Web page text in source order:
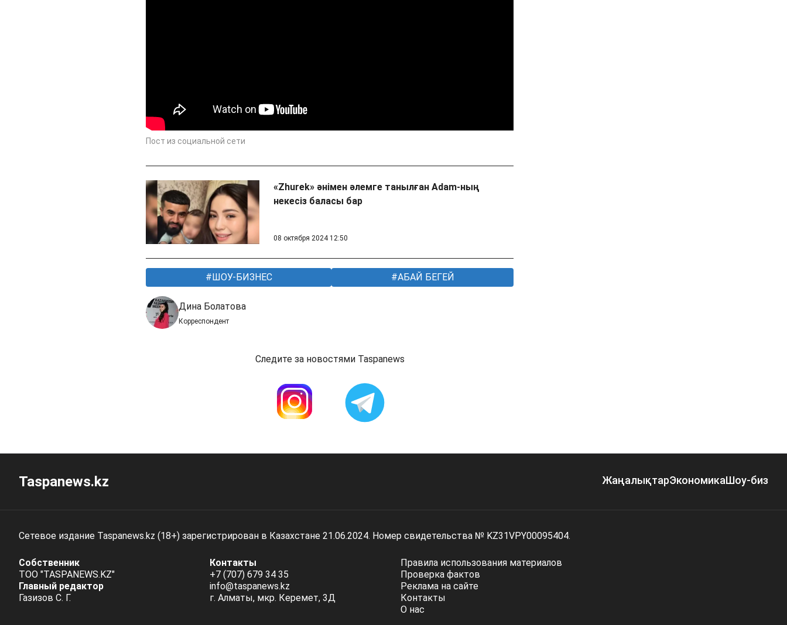
Пост из социальной сети
«Zhurek» әнімен әлемге танылған Adam-ның
некесіз баласы бар
08 октября 2024 12:50
ШОУ-БИЗНЕС АБАЙ БЕГЕЙ
Дина Болатова
Корреспондент
Следите за новостями Taspanews
Taspanews.kz ЖаңалықтарЭкономикаШоу-биз
Сетевое издание Taspanews.kz (18+) зарегистрирован в Казахстане 21.06.2024. Номер свидетельства № KZ31VPY00095404.
Собственник
ТОО "TASPANEWS.KZ"
Главный редактор
Газизов С. Г.
Контакты
+7 (707) 679 34 35
info@taspanews.kz
г. Алматы, мкр. Керемет, 3Д
Правила использования материалов
Проверка фактов
Реклама на сайте
Контакты
О нас